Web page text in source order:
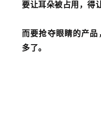
要让耳朵被占用，得
而要抢夺眼睛的产
多了。